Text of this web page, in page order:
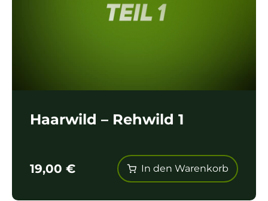
Haarwild – Rehwild 1
19,00 € In den Warenkorb